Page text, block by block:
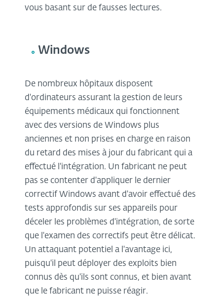
vous basant sur de fausses lectures.
Windows
De nombreux hôpitaux disposent
d'ordinateurs assurant la gestion de leurs
équipements médicaux qui fonctionnent
avec des versions de Windows plus
anciennes et non prises en charge en raison
du retard des mises à jour du fabricant qui a
effectué l'intégration. Un fabricant ne peut
pas se contenter d'appliquer le dernier
correctif Windows avant d'avoir effectué des
tests approfondis sur ses appareils pour
déceler les problèmes d'intégration, de sorte
que l'examen des correctifs peut être délicat.
Un attaquant potentiel a l'avantage ici,
puisqu'il peut déployer des exploits bien
connus dès qu'ils sont connus, et bien avant
que le fabricant ne puisse réagir.